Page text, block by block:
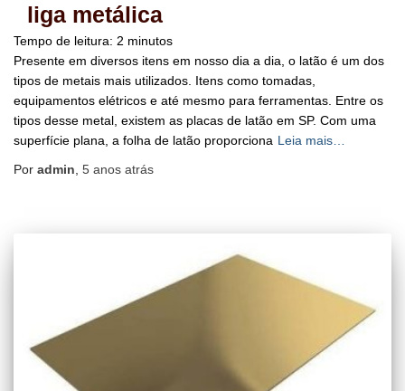
liga metálica
Tempo de leitura: 2 minutos
Presente em diversos itens em nosso dia a dia, o latão é um dos
tipos de metais mais utilizados. Itens como tomadas,
equipamentos elétricos e até mesmo para ferramentas. Entre os
tipos desse metal, existem as placas de latão em SP. Com uma
superfície plana, a folha de latão proporciona Leia mais…
Por admin 5 anos atrás